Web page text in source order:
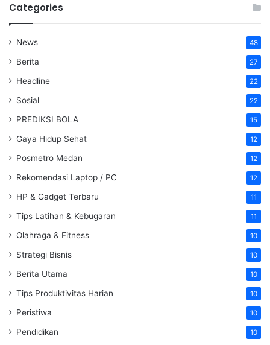
Categories
News 48
Berita 27
Headline 22
Sosial 22
PREDIKSI BOLA 15
Gaya Hidup Sehat 12
Posmetro Medan 12
Rekomendasi Laptop / PC 12
HP & Gadget Terbaru 11
Tips Latihan & Kebugaran 11
Olahraga & Fitness 10
Strategi Bisnis 10
Berita Utama 10
Tips Produktivitas Harian 10
Peristiwa 10
Pendidikan 10